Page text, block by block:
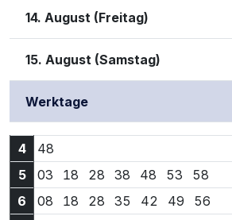
14. August (Freitag)
15. August (Samstag)
Werktage
4 48
5
03 5:03 Uhr
18 5:18 Uhr
28 5:28 Uhr
38 5:38 Uhr
48 5:48 Uhr
53 5:53 Uhr
58
6
08 6:08 Uhr
18 6:18 Uhr
28 6:28 Uhr
35 6:35 Uhr
42 6:42 Uhr
49 6:49 Uhr
56